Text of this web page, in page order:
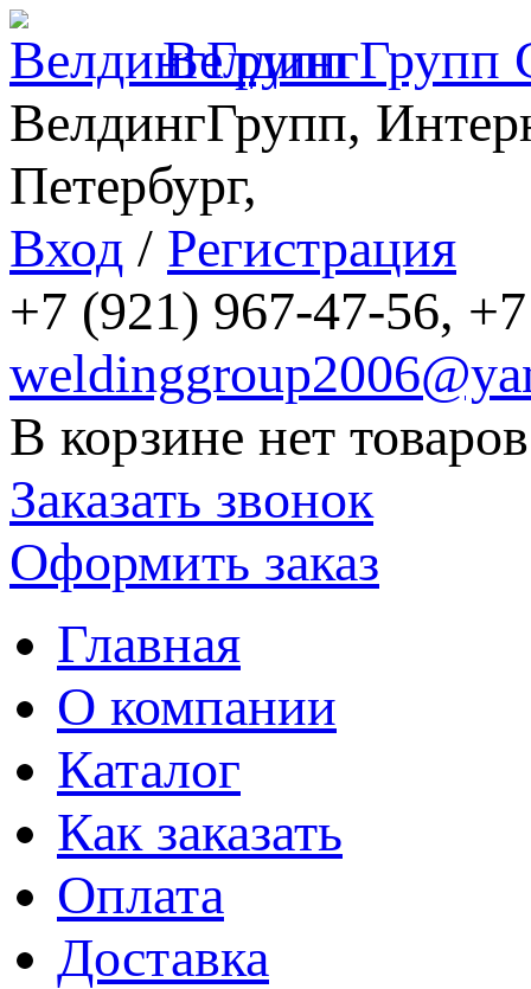
ВелдингГрупп
ВелдингГрупп,
Петербург,
Вход / Регистрация
+7 (921) 967-47-56,
В корзине нет товаров
Заказать звонок
Оформить заказ
Главная
О компании
Каталог
Как заказать
Оплата
Доставка